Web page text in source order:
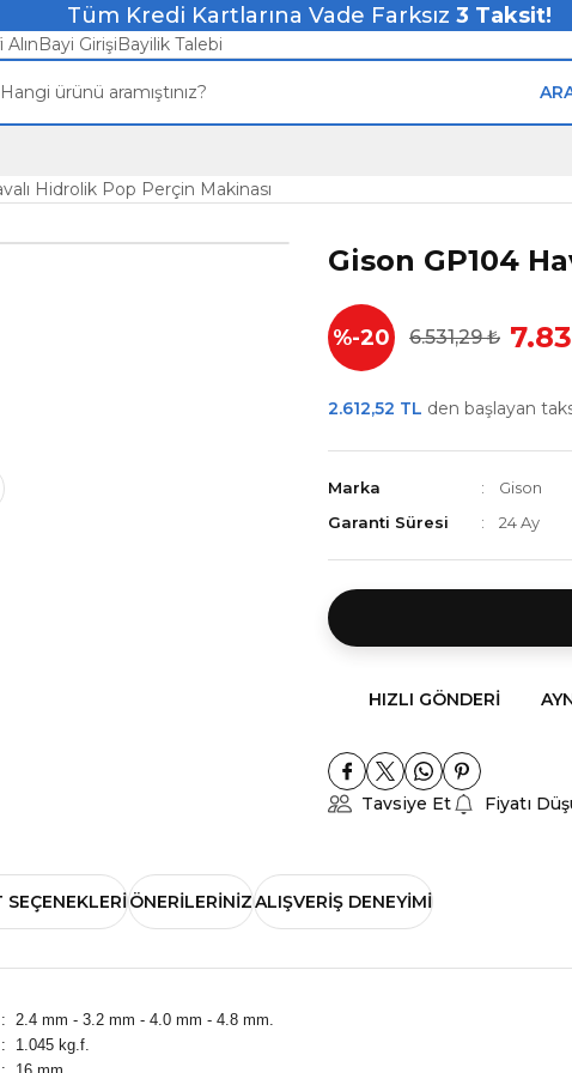
Tüm Kredi Kartlarına Vade Farksız 3 Taksit!
Bayi GirişiBayilik Talebi
Hidrolik Pop Perçin Makinası
Gison GP104
%-20 6.531,29 ₺
2.612,52 TL den başlayan
Marka
Gison
Garanti Süresi
24 Ay
HIZLI GÖNDERI
Tavsiye Et Fiyatı
SEÇENEKLERIÖNERILERINIZALIŞVERIŞ DENEYIMI
: 2.4 mm - 3.2 mm - 4.0 mm - 4.8 mm.
:
1.045 kg.f.